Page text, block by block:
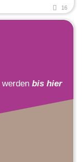
16
werden bis hier